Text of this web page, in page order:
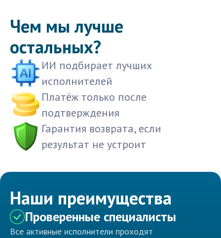
Чем мы лучше
остальных?
ИИ подбирает лучших
исполнителей
Платёж только после
подтверждения
Гарантия возврата, если
результат не устроит
Наши преимущества
Проверенные специалисты
Все активные исполнители проходят